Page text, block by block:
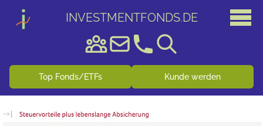
INVESTMENTFONDS.DE
Top Fonds/ETFs Kunde werden